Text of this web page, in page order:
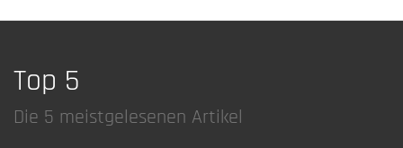
Top 5
Die 5 meistgelesenen Artikel